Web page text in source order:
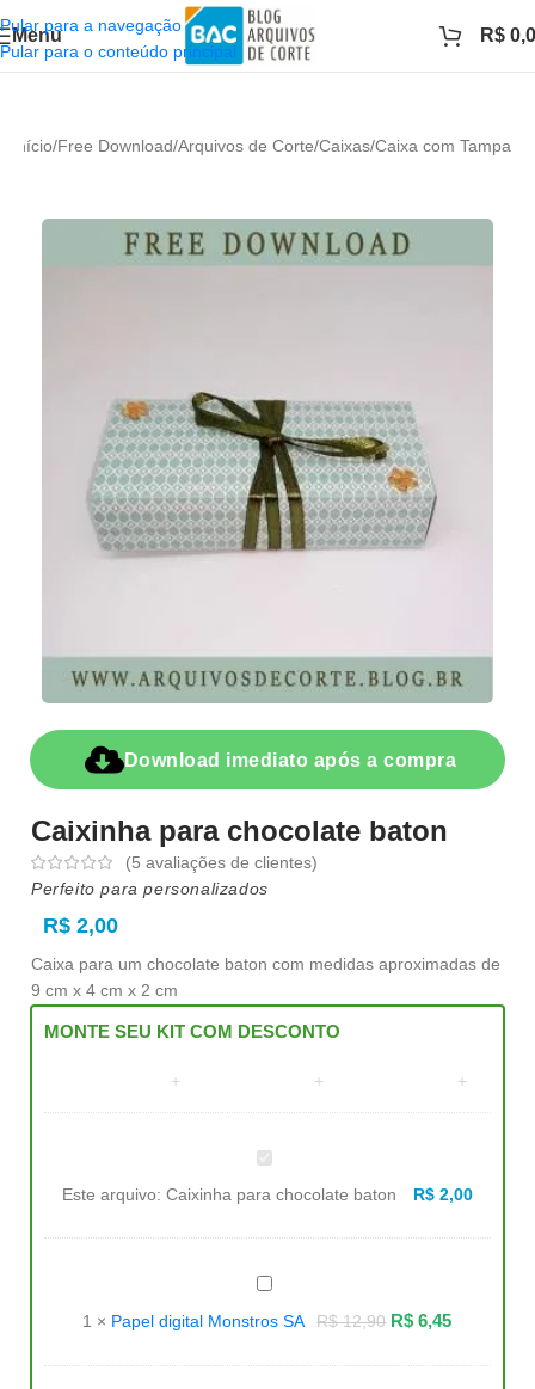
Pular para a navegação
Pular para o conteúdo principal
Menu R$
Início/Free Download/Arquivos de Corte/Caixas/Caixa com Tampa
Download imediato após a compra
Caixinha para chocolate baton
(5 avaliações de clientes)
Perfeito para personalizados
R$ 2,00
Caixa para um chocolate baton com medidas aproximadas de
9 cm x 4 cm x 2 cm
MONTE SEU KIT COM DESCONTO
Caixinha
para
chocolate
baton
Este arquivo: Caixinha para chocolate baton R$2,00
Papel
digital
SA
1 × Papel digital Monstros SA R$12,90 R$ 6,45